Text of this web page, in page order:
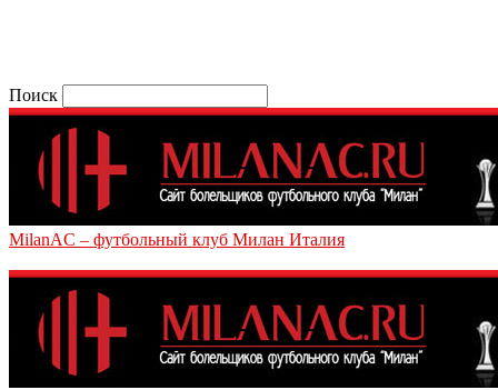
Поиск
MilanAC – футбольный клуб Милан Италия